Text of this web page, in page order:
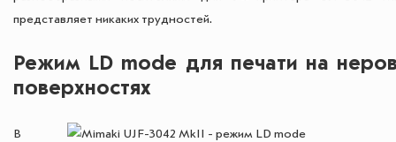
представляет никаких трудностей.
Режим LD mode для печати на
поверхностях
В